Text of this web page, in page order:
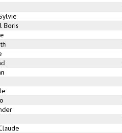
Boris